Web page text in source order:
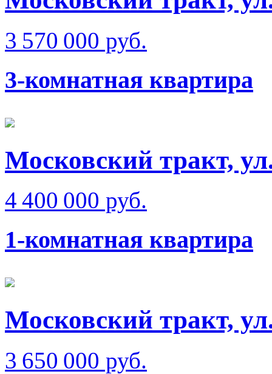
3 570 000 руб.
3-комнатная квартира
Московский тракт,
4 400 000 руб.
1-комнатная квартира
Московский тракт,
3 650 000 руб.